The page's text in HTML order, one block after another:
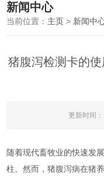
新闻中心
当前位置： 主页 > 新闻中
猪腹泻检测卡的
更新时间
随着现代畜牧业的快速发
柱。然而，猪腹泻病在猪